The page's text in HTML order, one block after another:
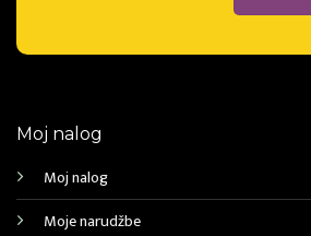
Moj nalog
Moj nalog
Moje narudžbe